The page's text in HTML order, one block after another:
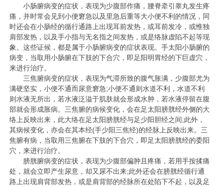
小肠腑病变的症状，表现为少腹部作痛，腰脊牵引睾丸发生疼
痛，并时常会见到小便窘急以及里急后重等大小便不利的情况，同
时还会在小肠经的循行通路上出现耳前发热，或耳前发冷，或惟独
肩部发热，以及手小指与无名指之间发热，或是络脉虚陷不起等现
象。这些证候，都是属于小肠腑病变的症状表现。手太阳小肠腑的
病变，当取用小肠腑在下肢的下合穴，即足阳明胃经的下巨虚穴，
来进行治疗。
三焦腑病变的症状，表现为气滞所致的腹气胀满，少腹部尤为
满硬坚实，小便不通而尿意窘急;小便不通则水道不利，水道不利
则水液无所出，若水液泛溢于肌肤就会形成水肿，若水液停留在腹
部就会形成胀病。三焦腑的病候变化，会在足太阳膀胱经外侧的大
络上反映出来，此大络在足太阳膀胱经与足少阳胆经之间;此外，
其病候变化，亦会在其本经(手少阳三焦经)的经脉上反映出来。三
焦腑有病，当取用三焦腑在下肢的下合穴，即足太阳膀胱经的委阳
穴，来进行治疗。
膀胱腑病变的症状，表现为少腹部偏肿且疼痛，若用手按揉痛
处，就会立即产生尿意，却又尿不出来;此外还会在膀胱经循行通
路上出现肩背部发热，或是肩背部的经脉所在处陷下不起，以及足